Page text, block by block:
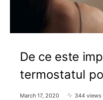
De ce este
termostatul
March 17, 2020 344 views